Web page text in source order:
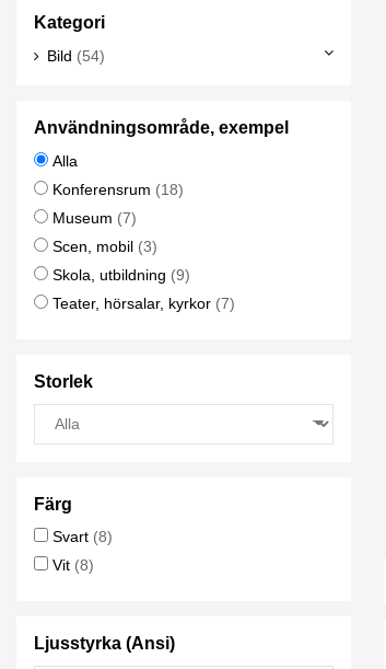
Kategori
Bild (54)
Användningsområde, exempel
Alla
Konferensrum (18)
Museum (7)
Scen, mobil (3)
Skola, utbildning (9)
Teater, hörsalar, kyrkor (7)
Storlek
Färg
Svart (8)
Vit (8)
Ljusstyrka (Ansi)